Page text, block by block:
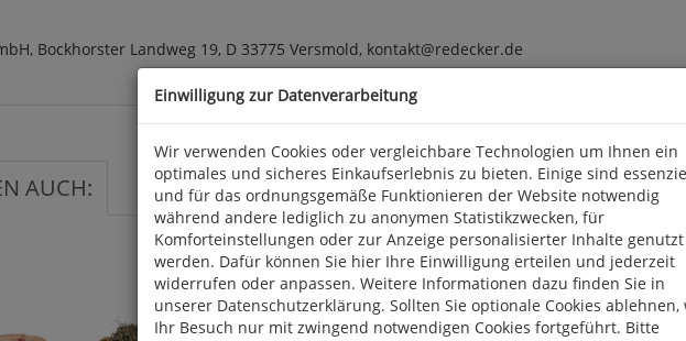
Bockhorster Landweg 19, D 33775 Versmold, kontakt@redecker.de
AUCH:
Einwilligung zur Datenverarbeitung
Wir verwenden Cookies oder vergleichbare Technologien um Ihnen ein
optimales und sicheres Einkaufserlebnis zu bieten. Einige sind
und für das ordnungsgemäße Funktionieren der Website notwendig
während andere lediglich zu anonymen Statistikzwecken, für
Komforteinstellungen oder zur Anzeige personalisierter Inhalte genutzt
werden. Dafür können Sie hier Ihre Einwilligung erteilen und jederzeit
widerrufen oder anpassen. Weitere Informationen dazu finden Sie in
unserer Datenschutzerklärung. Sollten Sie optionale Cookies ablehnen,
Ihr Besuch nur mit zwingend notwendigen Cookies fortgeführt. Bitte